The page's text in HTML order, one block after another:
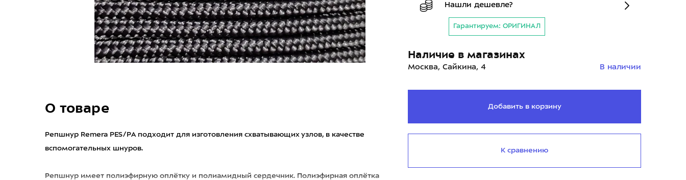
О товаре
Репшнур Remera PES/PA подходит для изготовления схватывающих узлов, в качестве
вспомогательных шнуров.
Репшнур имеет полиэфирную оплётку и полиамидный сердечник. Полиэфирная оплётка
Нашли дешевле?
Гарантируем: ОРИГИНАЛ
Наличие в магазинах
Москва, Сайкина, 4 В наличии
Добавить в корзину
К сравнению